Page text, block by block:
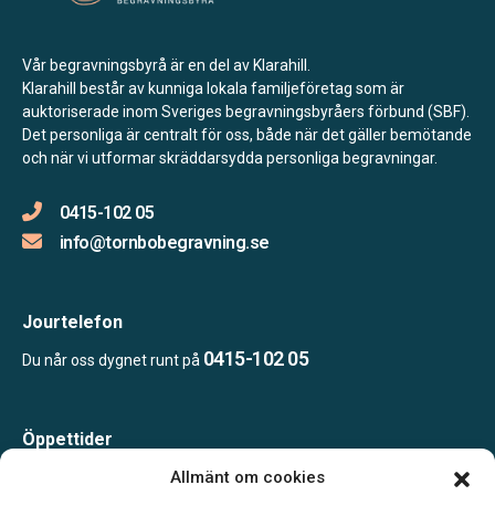
Allmänt om cookies
Vår begravningsbyrå är en del av Klarahill.
Klarahill består av kunniga lokala familjeföretag som är
auktoriserade inom Sveriges begravningsbyråers förbund (SBF).
Det personliga är centralt för oss, både när det gäller bemötande
och när vi utformar skräddarsydda personliga begravningar.
0415-102 05
info@tornbobegravning.se
Jourtelefon
Du når oss dygnet runt på 0415-102 05
Öppettider
Måndag-Torsdag 09.00-15.00